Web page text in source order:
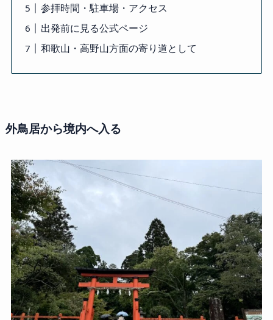
参拝時間・駐車場・アクセス
出発前に見る公式ページ
和歌山・高野山方面の寄り道として
外鳥居から境内へ入る